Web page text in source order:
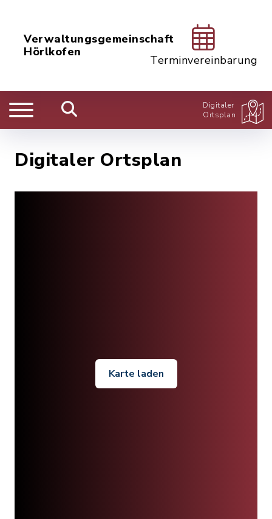
Verwaltungsgemeinschaft
Hörlkofen
Terminvereinbarung
Digitaler
Ortsplan
Digitaler Ortsplan
Karte laden